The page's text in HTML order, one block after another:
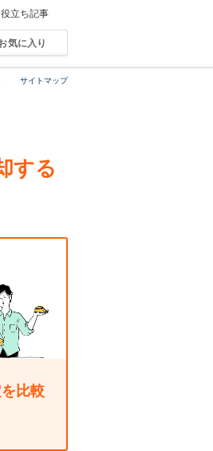
立ち記事
気に入り
サイトマップ
する
比較